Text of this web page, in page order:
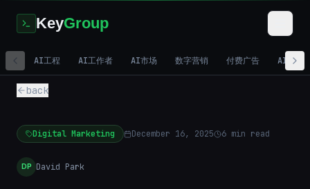
KeyGroup
AI工程 AI工作者 AI市场 数字营销 付费广告 AI视频
back
Digital Marketing December 16, 2025 6 min read
DP David Park